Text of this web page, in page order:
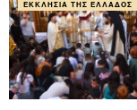
ΕΚΚΛΗΣΊΑ ΤΗΣ ΕΛΛΆΔΟΣ